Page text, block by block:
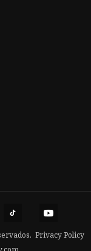
Privacy Policy